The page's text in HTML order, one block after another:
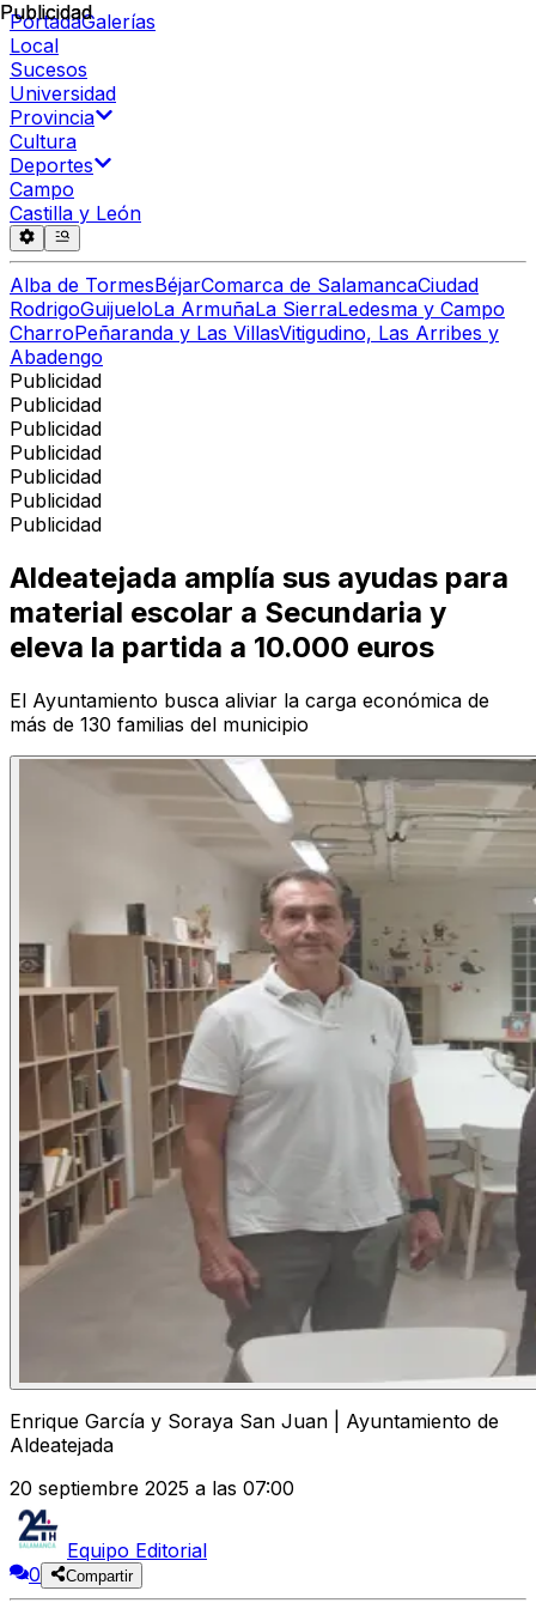
PortadaGalerías
Local
Sucesos
Universidad
Provincia
Cultura
Deportes
Campo
Castilla y León
Alba de TormesBéjarComarca de SalamancaCiudad
RodrigoGuijueloLa ArmuñaLa SierraLedesma y Campo
CharroPeñaranda y Las VillasVitigudino, Las Arribes y
Abadengo
Publicidad
Publicidad
Publicidad
Publicidad
Publicidad
Publicidad
Publicidad
Publicidad
Aldeatejada amplía sus ayudas para
material escolar a Secundaria y
eleva la partida a 10.000 euros
El Ayuntamiento busca aliviar la carga económica de
más de 130 familias del municipio
Enrique García y Soraya San Juan | Ayuntamiento de
Aldeatejada
20 septiembre 2025 a las 07:00
Equipo Editorial
0
Compartir
Publicidad